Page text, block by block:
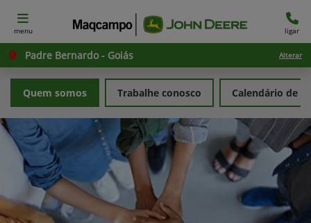
menu ligar
Padre Bernardo - Goiás Alterar
Quem somos Trabalhe conosco Calendário de